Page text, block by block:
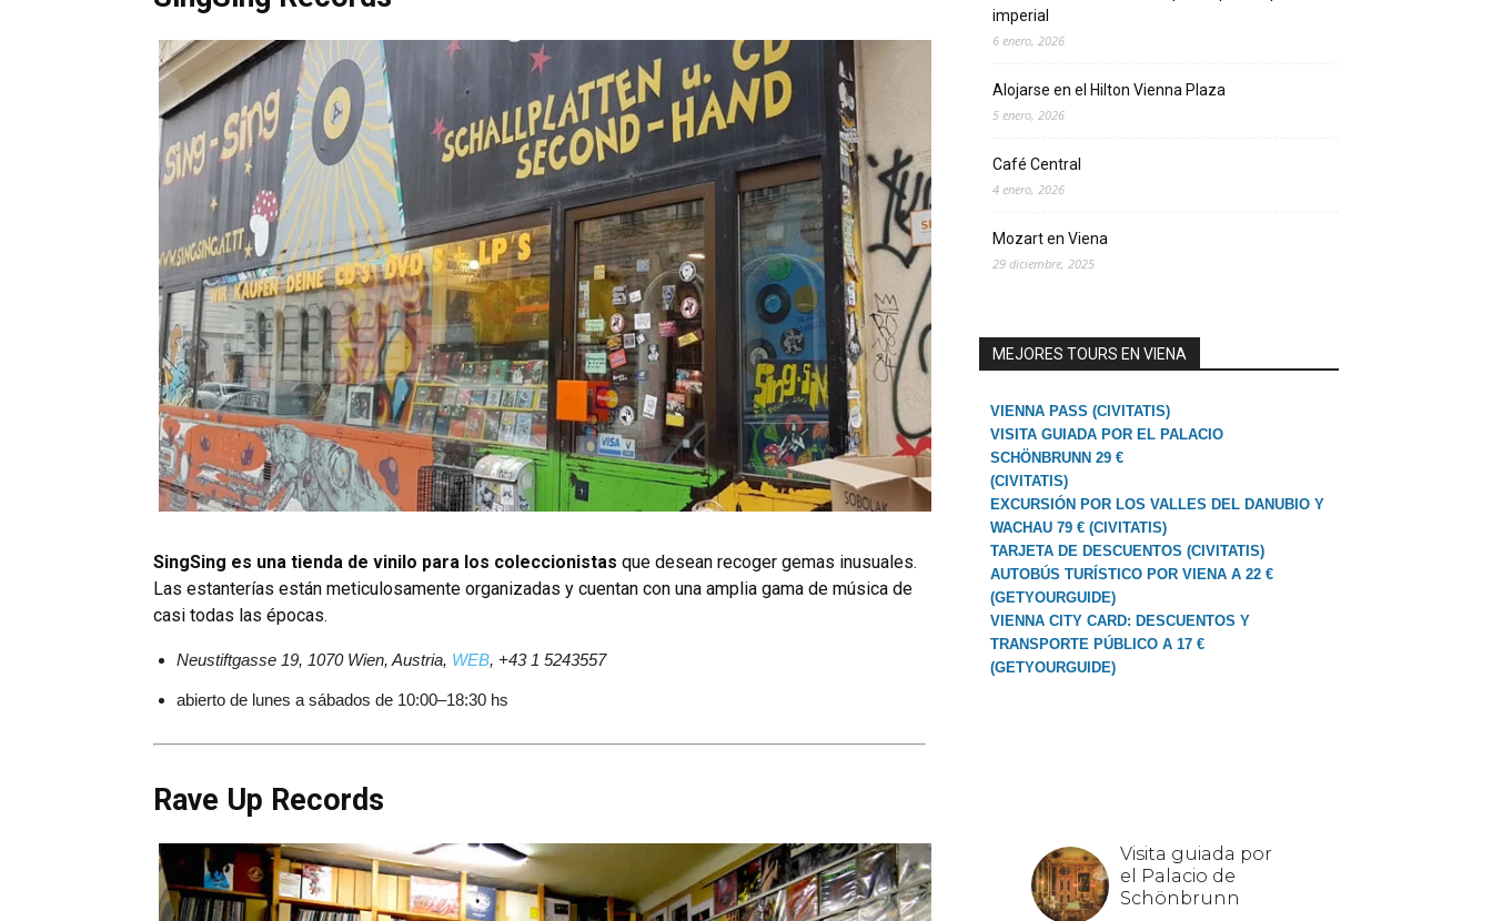
SingSing es una tienda de vinilo para los coleccionistas que desean recoger gemas inusuales.
Las estanterías están meticulosamente organizadas y cuentan con una amplia gama de música de
casi todas las épocas.
Neustiftgasse 19, 1070 Wien, Austria, WEB, +43 1 5243557
abierto de lunes a sábados de 10:00–18:30 hs
Rave Up Records
imperial
6 enero, 2026
Alojarse en el Hilton Vienna Plaza
5 enero, 2026
Café Central
4 enero, 2026
Mozart en Viena
29 diciembre, 2025
MEJORES TOURS EN VIENA
VIENNA PASS (CIVITATIS)
VISITA GUIADA POR EL PALACIO
SCHÖNBRUNN 29 €
(CIVITATIS)
EXCURSIÓN POR LOS VALLES DEL DANUBIO Y
WACHAU 79 € (CIVITATIS)
TARJETA DE DESCUENTOS (CIVITATIS)
AUTOBÚS TURÍSTICO POR VIENA A 22 €
(GETYOURGUIDE)
VIENNA CITY CARD: DESCUENTOS Y
TRANSPORTE PÚBLICO A 17 €
(GETYOURGUIDE)